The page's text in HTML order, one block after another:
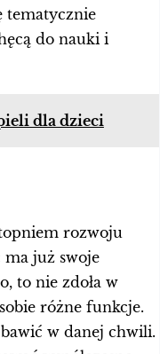
tematycznie
do nauki i
dla dzieci
rozwoju
już swoje
to nie zdoła w
różne funkcje.
w danej chwili.